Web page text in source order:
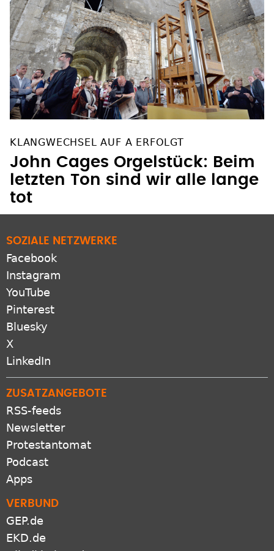
KLANGWECHSEL AUF A ERFOLGT
John Cages Orgelstück: Beim
letzten Ton sind wir alle lange
tot
SOZIALE NETZWERKE
Facebook
Instagram
YouTube
Pinterest
Bluesky
X
LinkedIn
ZUSATZANGEBOTE
RSS-feeds
Newsletter
Protestantomat
Podcast
Apps
VERBUND
GEP.de
EKD.de